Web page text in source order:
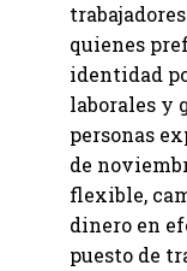
quienes
identidad
laborales y
personas
de
flexible,
dinero en
puesto de